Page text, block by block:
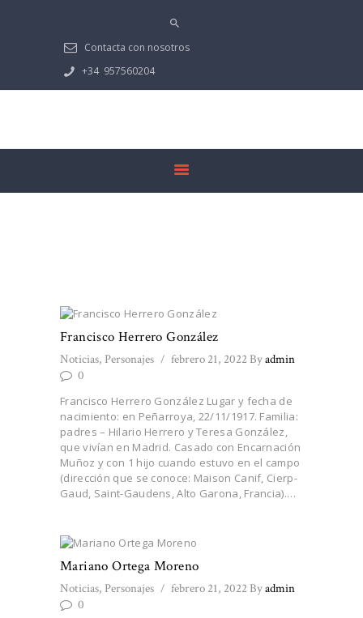
Contacta con nosotros
+34 957560204
PEÑARROYA-
PUEBLONUEVO
MULTIMEDIA
GUADIATO
DOCUMENTACIÓN
Francisco Herrero González
Noticias, Personajes febrero 21, 2022 Byadmin
0
Francisco Herrero González Lugar y fecha de
nacimiento: en Peñarroya, 22/11/1917. Familia:
padres – Hilario Herrero y Teresa González,
que vivían en Madrid. Casado con Encarnación
Muñoz y con 1 hijo cuando estuvo en el campo
(dirección que se conoce: Maison Canif, Cierp-
Gaud, Saint-Gaudens, Alto Garona, Francia).…
Mariano Ortega Moreno
Noticias, Personajes febrero 21, 2022 Byadmin
0